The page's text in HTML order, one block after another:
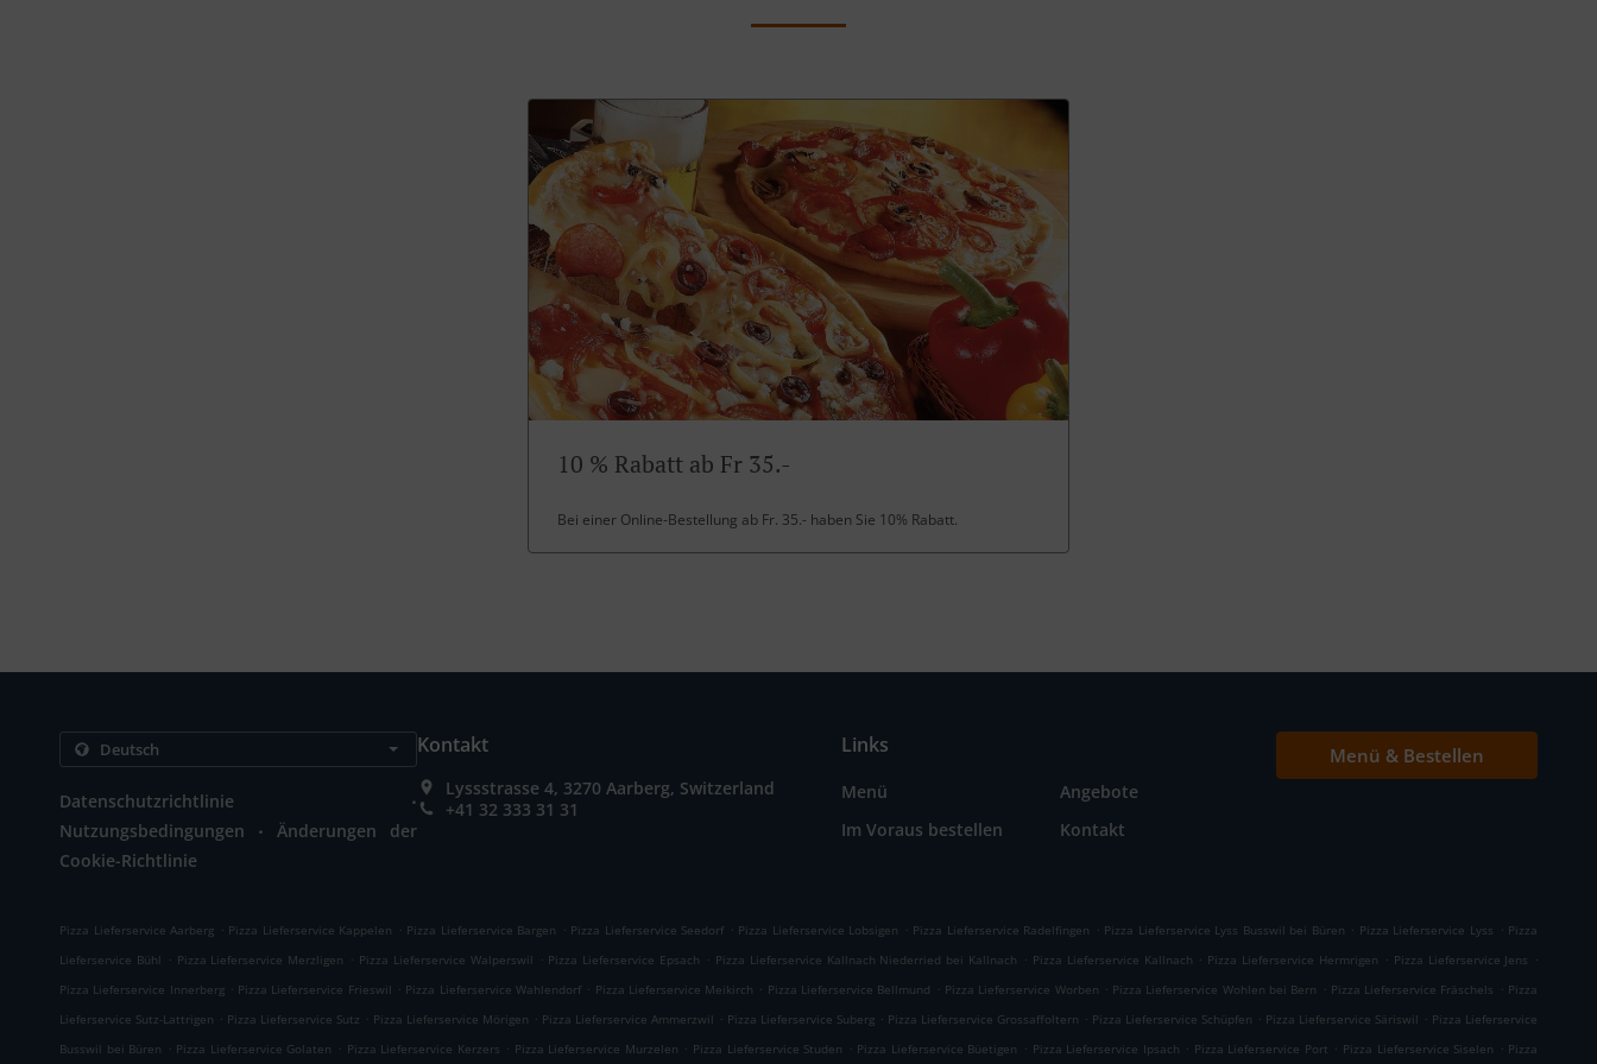
10 % Rabatt ab Fr 35.-
Bei einer Online-Bestellung ab Fr. 35.- haben Sie 10% Rabatt.
Datenschutzrichtlinie .
Nutzungsbedingungen .
Änderungen der
Cookie-Richtlinie
Kontakt
Lyssstrasse 4, 3270 Aarberg, Switzerland
+41 32 333 31 31
Links
Menü
Angebote
Im Voraus bestellen
Kontakt
Menü & Bestellen
Pizza Lieferservice Aarberg . Pizza Lieferservice Kappelen . Pizza Lieferservice Bargen . Pizza Lieferservice Seedorf . Pizza Lieferservice Lobsigen . Pizza Lieferservice Radelfingen . Pizza Lieferservice Lyss Busswil bei Büren . Pizza Lieferservice Lyss . Pizza
Lieferservice Bühl . Pizza Lieferservice Merzligen . Pizza Lieferservice Walperswil . Pizza Lieferservice Epsach . Pizza Lieferservice Kallnach Niederried bei Kallnach . Pizza Lieferservice Kallnach . Pizza Lieferservice Hermrigen . Pizza Lieferservice Jens .
Pizza Lieferservice Innerberg . Pizza Lieferservice Frieswil . Pizza Lieferservice Wahlendorf . Pizza Lieferservice Meikirch . Pizza Lieferservice Bellmund . Pizza Lieferservice Worben . Pizza Lieferservice Wohlen bei Bern . Pizza Lieferservice Fräschels . Pizza
Lieferservice Sutz-Lattrigen . Pizza Lieferservice Sutz . Pizza Lieferservice Mörigen . Pizza Lieferservice Ammerzwil . Pizza Lieferservice Suberg . Pizza Lieferservice Grossaffoltern . Pizza Lieferservice Schüpfen . Pizza Lieferservice Säriswil . Pizza Lieferservice
Busswil bei Büren . Pizza Lieferservice Golaten . Pizza Lieferservice Kerzers . Pizza Lieferservice Murzelen . Pizza Lieferservice Studen . Pizza Lieferservice Büetigen . Pizza Lieferservice Ipsach . Pizza Lieferservice Port . Pizza Lieferservice Siselen . Pizza